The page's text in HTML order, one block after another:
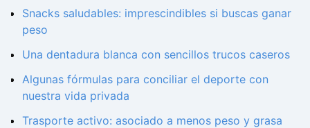
Snacks saludables: imprescindibles si buscas ganar
peso
Una dentadura blanca con sencillos trucos caseros
Algunas fórmulas para conciliar el deporte con
nuestra vida privada
Trasporte activo: asociado a menos peso y grasa